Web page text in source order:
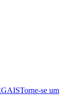
Torne-se um